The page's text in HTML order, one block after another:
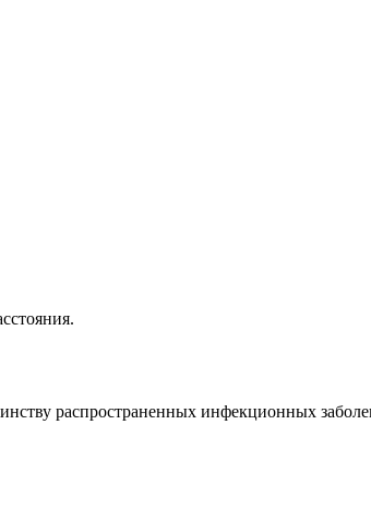
распространенных инфекционных